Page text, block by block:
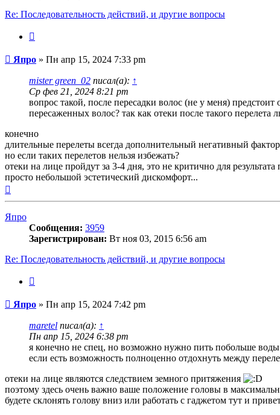
Re: Последовательность действий, и другие вопросы
Сообщение
Япро » Пн апр 15, 2024 7:33 pm
mister green_02 писал(а): ↑
Ср фев 21, 2024 8:21 pm
вопрос такой, после пересадки волос (не у меня)
пересаженных волос? так как отеки после такого перелета
конечно
длительные перелеты всегда дополнительный негативный фактор
но если таких перелетов нельзя избежать?
отеки на лице пройдут за 3-4 дня, это не критично для результата
просто небольшой эстетический дискомфорт...
Япро
Сообщения: 3959
Зарегистрирован: Вт ноя 03, 2015 6:56 am
Re: Последовательность действий, и другие вопросы
Сообщение
Япро » Пн апр 15, 2024 7:42 pm
maretel писал(а): ↑
Пн апр 15, 2024 6:38 pm
я конечно не спец, но возможно нужно пить побольше
если есть возможность полноценно отдохнуть между
отеки на лице являются следствием земного притяжения
поэтому здесь очень важно ваше положение головы в
будете склонять голову вниз или работать с гаджетом тут и